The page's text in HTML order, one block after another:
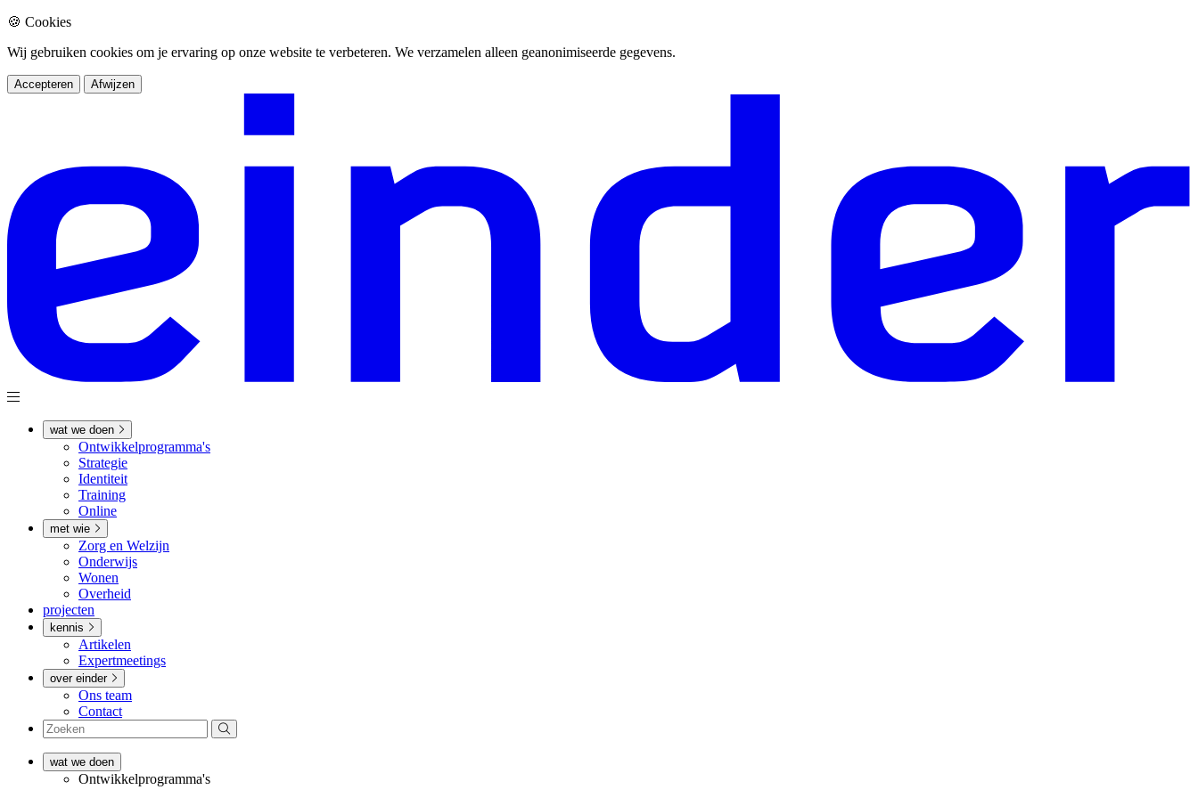
🍪 Cookies
Wij gebruiken cookies om je ervaring op onze website te verbeteren. We verzamelen alleen geanonimiseerde gegevens.
Accepteren Afwijzen
wat we doen
Ontwikkel­­programma's
Strategie
Identiteit
Training
Online
met wie
Zorg en Welzijn
Onderwijs
Wonen
Overheid
projecten
kennis
Artikelen
Expertmeetings
over einder
Ons team
Contact
wat we doen
Ontwikkel­­programma's